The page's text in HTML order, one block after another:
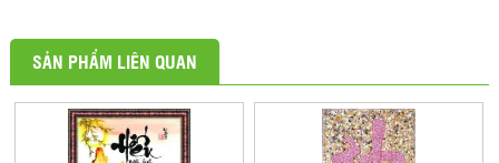
SẢN PHẨM LIÊN QUAN